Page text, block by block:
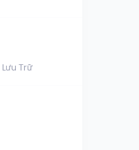
Lưu Trữ